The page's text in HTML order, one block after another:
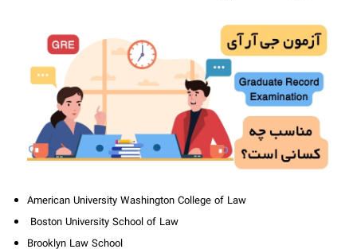
American University Washington College of Law
Boston University School of Law
Brooklyn Law School